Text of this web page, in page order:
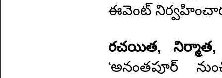
ఈవెంట్
రచయిత,
‘అనంతపూర్